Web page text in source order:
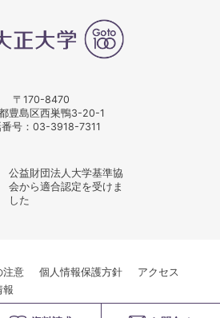
〒170-8470
豊島区西巣鴨3-20-1
号： 03-3918-7311
公益財団法人大学基準協
会から適合認定を受けま
した
注意 個人情報保護方針
アクセス
報